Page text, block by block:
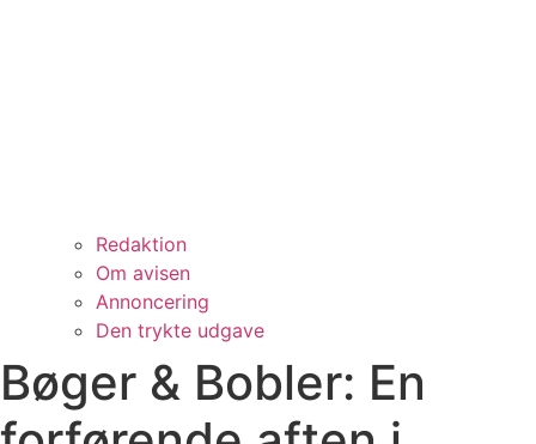
Redaktion
Om avisen
Annoncering
Den trykte udgave
Bøger & Bobler: En